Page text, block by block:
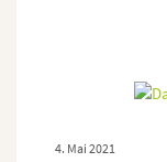
4. Mai 2021